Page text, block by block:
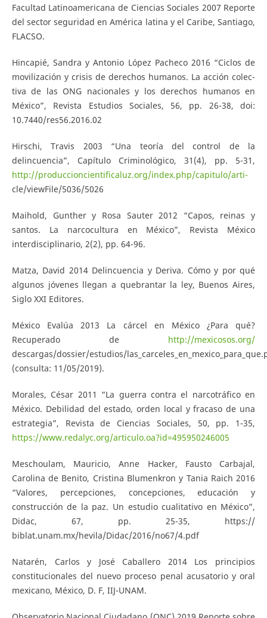
Facultad Latinoamericana de Ciencias Sociales 2007 Reporte
del sector seguridad en América latina y el Caribe, Santiago,
FLACSO.
Hincapié, Sandra y Antonio López Pacheco 2016 “Ciclos de
movilización y crisis de derechos humanos. La acción colec-
tiva de las ONG nacionales y los derechos humanos en
México”, Revista Estudios Sociales, 56, pp. 26-38, doi:
10.7440/res56.2016.02
Hirschi, Travis 2003 “Una teoría del control de la
delincuencia”, Capítulo Criminológico, 31(4), pp. 5-31,
http://produccioncientificaluz.org/index.php/capitulo/arti-
cle/viewFile/5036/5026
Maihold, Gunther y Rosa Sauter 2012 “Capos, reinas y
santos. La narcocultura en México”, Revista México
interdisciplinario, 2(2), pp. 64-96.
Matza, David 2014 Delincuencia y Deriva. Cómo y por qué
algunos jóvenes llegan a quebrantar la ley, Buenos Aires,
Siglo XXI Editores.
México Evalúa 2013 La cárcel en México ¿Para qué?
Recuperado de http://mexicosos.org/
descargas/dossier/estudios/
(consulta: 11/05/2019).
Morales, César 2011 “La guerra contra el narcotráfico en
México. Debilidad del estado, orden local y fracaso de una
estrategia”, Revista de Ciencias Sociales, 50, pp. 1-35,
https://www.redalyc.org/articulo.oa?id=495950246005
Meschoulam, Mauricio, Anne Hacker, Fausto Carbajal,
Carolina de Benito, Cristina Blumenkron y Tania Raich 2016
“Valores, percepciones, concepciones, educación y
construcción de la paz. Un estudio cualitativo en México”,
Didac, 67, pp. 25-35, https://
biblat.unam.mx/hevila/Didac/2016/no67/4.pdf
Natarén, Carlos y José Caballero 2014 Los principios
constitucionales del nuevo proceso penal acusatorio y oral
mexicano, México, D. F, IIJ-UNAM.